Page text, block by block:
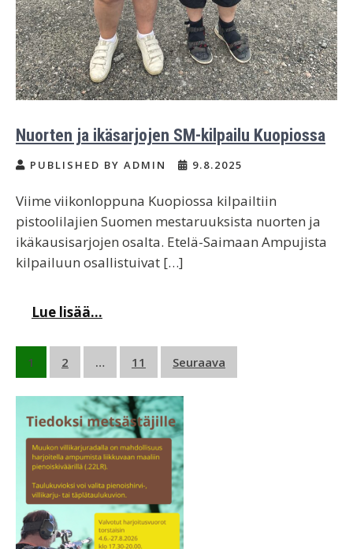
Nuorten ja ikäsarjojen SM-kilpailu Kuopiossa
PUBLISHED BY ADMIN 9.8.2025
Viime viikonloppuna Kuopiossa kilpailtiin
pistoolilajien Suomen mestaruuksista nuorten ja
ikäkausisarjojen osalta. Etelä-Saimaan Ampujista
kilpailuun osallistuivat […]
Lue lisää...
Artikkelien
sivutus
1 2 … 11 Seuraava